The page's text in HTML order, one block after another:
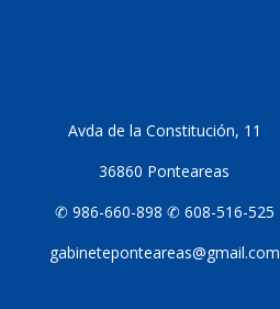
Avda de la Constitución, 11
36860 Ponteareas
✆ 986-660-898 ✆ 608-516-525
gabineteponteareas@gmail.com